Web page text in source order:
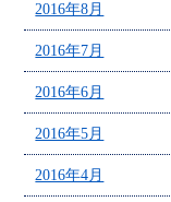
2016年8月
2016年7月
2016年6月
2016年5月
2016年4月